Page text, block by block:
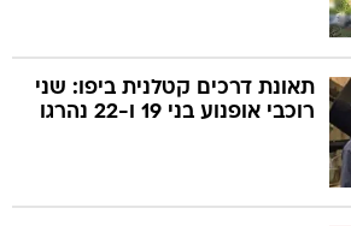
תאונת דרכים קטלנית ביפו: שני
רוכבי אופנוע בני 19 ו-22 נהרגו